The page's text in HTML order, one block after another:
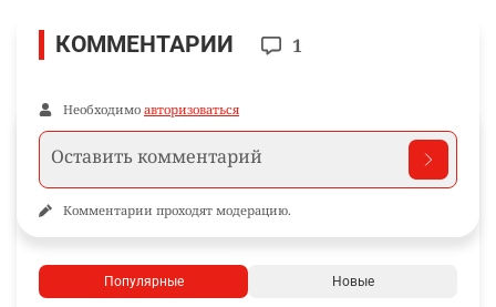
КОММЕНТАРИИ 1
Необходимо авторизоваться
Комментарии проходят модерацию.
Популярные Новые